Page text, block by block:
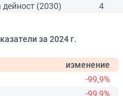
(2030)
4
за 2024 г.
изменение
-99,9%
-99,9%